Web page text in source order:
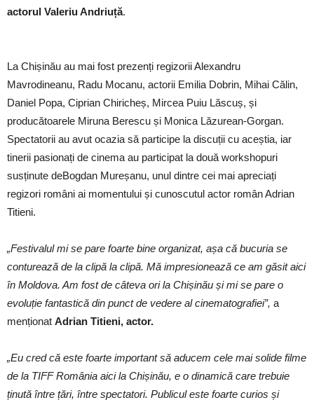
actorul Valeriu Andriuță.
La Chișinău au mai fost prezenți regizorii Alexandru
Mavrodineanu, Radu Mocanu, actorii Emilia Dobrin, Mihai Călin,
Daniel Popa, Ciprian Chiricheș, Mircea Puiu Lăscuș, și
producătoarele Miruna Berescu și Monica Lăzurean-Gorgan.
Spectatorii au avut ocazia să participe la discuții cu aceștia, iar
tinerii pasionați de cinema au participat la două workshopuri
susținute deBogdan Mureșanu, unul dintre cei mai apreciați
regizori români ai momentului și cunoscutul actor român Adrian
Titieni.
„Festivalul mi se pare foarte bine organizat, așa că bucuria se
conturează de la clipă la clipă. Mă impresionează ce am găsit aici
în Moldova. Am fost de câteva ori la Chișinău și mi se pare o
evoluție fantastică din punct de vedere al cinematografiei”, a
menționat Adrian Titieni, actor.
„Eu cred că este foarte important să aducem cele mai solide filme
de la TIFF România aici la Chișinău, e o dinamică care trebuie
ținută între țări, între spectatori. Publicul este foarte curios și